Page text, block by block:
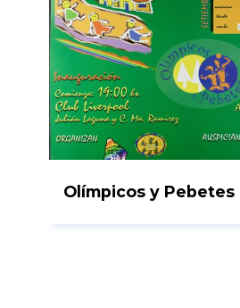
Olímpicos y Pebetes